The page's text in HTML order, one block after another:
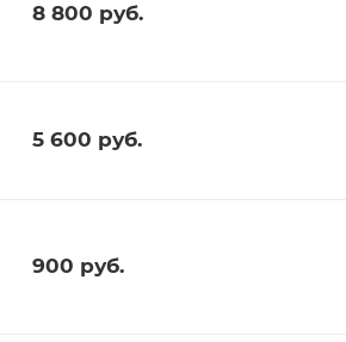
8 800 руб.
5 600 руб.
900 руб.